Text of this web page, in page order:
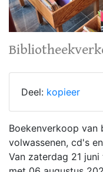
Deel: kopieer
Boekenverkoop van
volwassenen, cd's
Van zaterdag 21